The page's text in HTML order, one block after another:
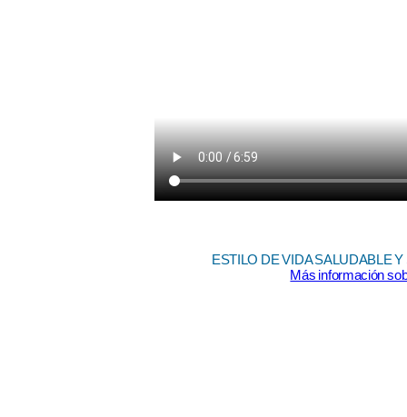
ESTILO DE VIDA SALUDABLE
Más información